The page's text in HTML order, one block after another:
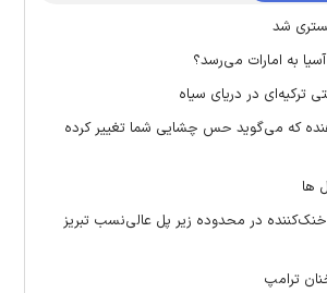
شد
به امارات می‌رسد؟
ترکیه‌ای در دریای سیاه
که می‌گوید حس چشایی شما تغییر کرده
ها
در محدوده زیر پل عالی‌نسب تبریز
ترامپ